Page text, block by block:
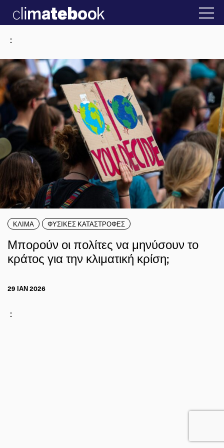
Ελλάδα 22 ΙΑΝ 2026 2025 Η άβολη
:
ΚΛΙΜΑ ΦΥΣΙΚΕΣ ΚΑΤΑΣΤΡΟΦΕΣ
Μπορούν οι πολίτες να μηνύσουν το
κράτος για την κλιματική κρίση;
29 ΙΑΝ 2026
: